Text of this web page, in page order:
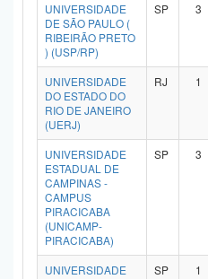
UNIVERSIDADE
DE SÃO PAULO (
RIBEIRÃO PRETO
) (USP/RP)
SP 3
UNIVERSIDADE
DO ESTADO DO
RIO DE JANEIRO
(UERJ)
RJ 1
UNIVERSIDADE
ESTADUAL DE
CAMPINAS -
CAMPUS
PIRACICABA
(UNICAMP-
PIRACICABA)
SP 3
UNIVERSIDADE
SP 1